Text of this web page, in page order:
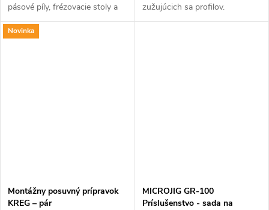
pásové píly, frézovacie stoly a
frézky. Od značky MICROJIG.
Protišmykový gumový povrch.
zužujúcich sa profilov.
Vyrobené americkou firmou
Novinka
Montážny posuvný prípravok
KREG – pár
MICROJIG GR-100
Príslušenstvo - sada na